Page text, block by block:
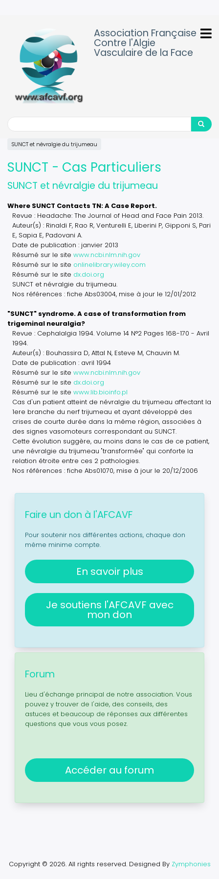
Association Française
Contre l'Algie
Vasculaire de la Face
Search
Search
SUNCT et névralgie du trijumeau
SUNCT - Cas Particuliers
SUNCT et névralgie du trijumeau
Where SUNCT Contacts TN: A Case Report.
Revue : Headache: The Journal of Head and Face Pain 2013.
Auteur(s) : Rinaldi F, Rao R, Venturelli E, Liberini P, Gipponi S, Pari
E, Sapia E, Padovani A.
Date de publication : janvier 2013
Résumé sur le site www.ncbi.nlm.nih.gov
Résumé sur le site onlinelibrary.wiley.com
Résumé sur le site dx.doi.org
SUNCT et névralgie du trijumeau.
Nos références : fiche Abs03004, mise à jour le 12/01/2012
"SUNCT" syndrome. A case of transformation from
trigeminal neuralgia?
Revue : Cephalalgia 1994. Volume 14 N°2 Pages 168-170 - Avril
1994.
Auteur(s) : Bouhassira D, Attal N, Esteve M, Chauvin M.
Date de publication : avril 1994
Résumé sur le site www.ncbi.nlm.nih.gov
Résumé sur le site dx.doi.org
Résumé sur le site www.lib.bioinfo.pl
Cas d'un patient atteint de névralgie du trijumeau affectant la
1ere branche du nerf trijumeau et ayant développé des
crises de courte durée dans la même région, associées à
des signes vasomoteurs correspondant au SUNCT.
Cette évolution suggère, au moins dans le cas de ce patient,
une névralgie du trijumeau "transformée" qui conforte la
relation étroite entre ces 2 pathologies.
Nos références : fiche Abs01070, mise à jour le 20/12/2006
Faire un don à l'AFCAVF
Pour soutenir nos différentes actions, chaque don
même minime compte.
En savoir plus
Je soutiens l'AFCAVF avec
mon don
Forum
Lieu d'échange principal de notre association. Vous
pouvez y trouver de l'aide, des conseils, des
astuces et beaucoup de réponses aux différentes
questions que vous vous posez.
Accéder au forum
Copyright © 2026. All rights reserved. Designed By Zymphonies